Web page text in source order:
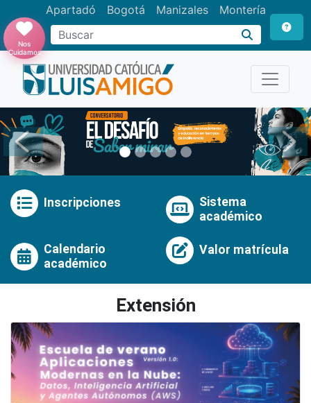
Apartadó Bogotá Manizales Montería
Buscar
Nos
Cuidamos
Anterior
Inscripciones
Sistema
académico
Calendario
académico
Valor matrícula
Extensión